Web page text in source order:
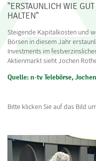
"ERSTAUNLICH WIE
HALTEN"
Steigende Kapitalkosten und
Börsen in diesem Jahr
Investments im
Aktienmarkt sieht Jochen
Quelle: n-tv Telebörse,
Bitte klicken Sie auf das Bild